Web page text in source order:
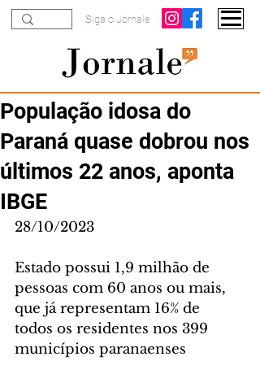
Siga o Jornale
População idosa do
Paraná quase dobrou nos
últimos 22 anos, aponta
IBGE
28/10/2023
Estado possui 1,9 milhão de
pessoas com 60 anos ou mais,
que já representam 16% de
todos os residentes nos 399
municípios paranaenses